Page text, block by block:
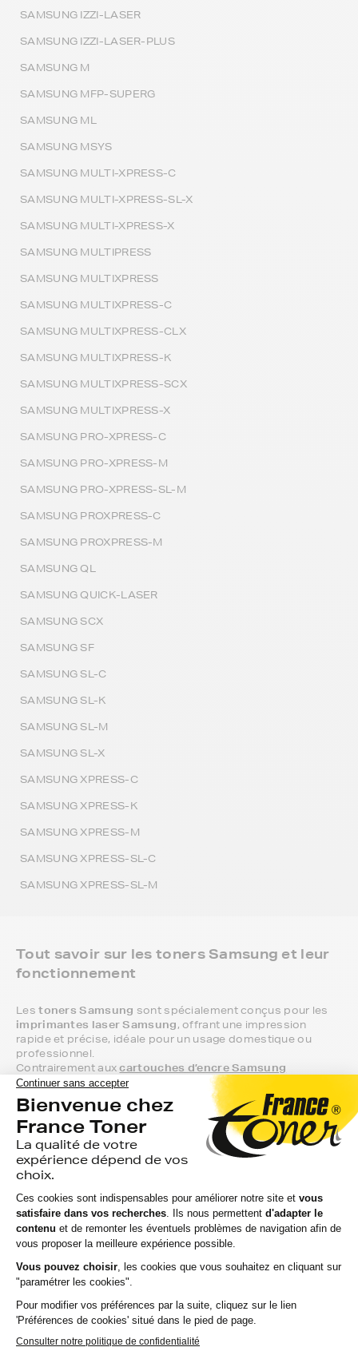
SAMSUNG IZZI-LASER
SAMSUNG IZZI-LASER-PLUS
SAMSUNG M
SAMSUNG MFP-SUPERG
SAMSUNG ML
SAMSUNG MSYS
SAMSUNG MULTI-XPRESS-C
SAMSUNG MULTI-XPRESS-SL-X
SAMSUNG MULTI-XPRESS-X
SAMSUNG MULTIPRESS
SAMSUNG MULTIXPRESS
SAMSUNG MULTIXPRESS-C
SAMSUNG MULTIXPRESS-CLX
SAMSUNG MULTIXPRESS-K
SAMSUNG MULTIXPRESS-SCX
SAMSUNG MULTIXPRESS-X
SAMSUNG PRO-XPRESS-C
SAMSUNG PRO-XPRESS-M
SAMSUNG PRO-XPRESS-SL-M
SAMSUNG PROXPRESS-C
SAMSUNG PROXPRESS-M
SAMSUNG QL
SAMSUNG QUICK-LASER
SAMSUNG SCX
SAMSUNG SF
SAMSUNG SL-C
SAMSUNG SL-K
SAMSUNG SL-M
SAMSUNG SL-X
SAMSUNG XPRESS-C
SAMSUNG XPRESS-K
SAMSUNG XPRESS-M
SAMSUNG XPRESS-SL-C
SAMSUNG XPRESS-SL-M
Tout savoir sur les toners Samsung et leur
fonctionnement
Lestoners Samsung sont spécialement conçus pour les
imprimantes laser Samsung, offrant une impression
rapide et précise, idéale pour un usage domestique ou
professionnel.
Contrairement auxcartouches d’encre Samsung
classiques, qui fonctionnent avec un liquide, les toners
utilisent une
poudre d'encre fine
, fusionnée sur le papier
grâce à un procédé thermique.
Ce système garantitdes impressions nettes, durables et
adaptées aux gros volumes.
Samsung propose plusieurs gammes de toners pour
s'adapter aux différents besoins des utilisateurs.
Pourquoi opter pour un toner compatible
avec votre imprimante Samsung ?
Lestoners compatibles Samsung
Conçus pourfonctionner sans risque avec les
imprimantes laser Samsung, ils permettent d'
moindre coût tout en conservant une qualité